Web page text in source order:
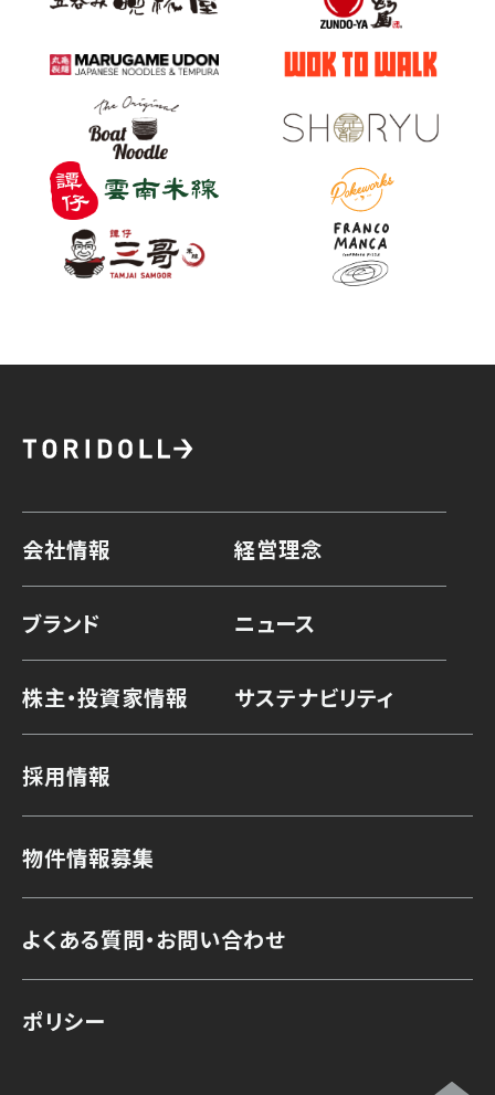
会社情報 経営理念
ブランド ニュース
株主・投資家情報 サステナビリティ
採用情報
物件情報募集
よくある質問・お問い合わせ
ポリシー